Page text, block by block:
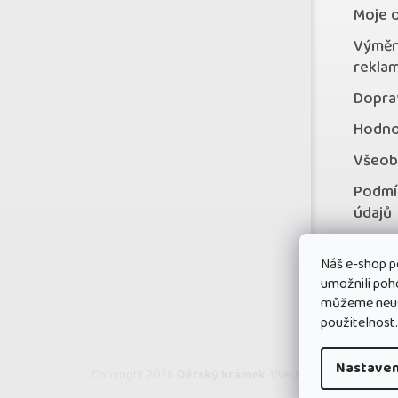
Náš e-shop
umožnili
můžeme
použitelnost.
Moje
údajů
. Všechna práva